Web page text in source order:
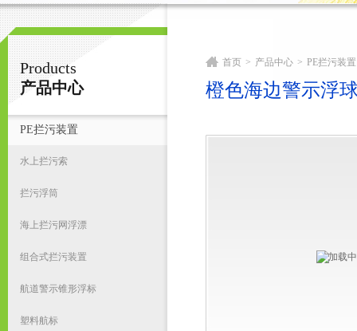
宁波君益塑业有限公司
Products
产品中心
PE拦污装置
水上拦污索
拦污浮筒
海上拦污网浮漂
组合式拦污装置
航道警示锥形浮标
塑料航标
首页 > 产品中心 > PE拦污装置
橙色海边警示浮